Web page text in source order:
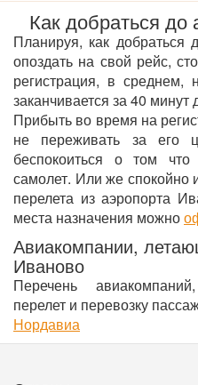
Как добраться до
Планируя, как
опоздать на свой рейс,
регистрация, в среднем,
заканчивается за 40 минут
Прибыть во время на
не переживать за его
беспокоиться о том
самолет. Или же спокойно
перелета из аэропорта
места назначения можно
Авиакомпании,
Иваново
Перечень
перелет и перевозку
Нордавиа